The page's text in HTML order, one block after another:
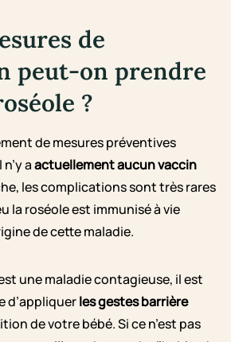
de
peut-on prendre
?
de mesures préventives
aactuellement aucun vaccin
les complications sont très rares
la roséole est immunisé à vie
de cette maladie.
une maladie contagieuse, il est
d’appliquerles gestes barrière
de votre bébé. Si ce n’est pas